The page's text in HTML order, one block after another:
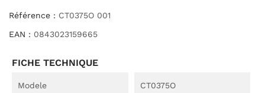
Référence : CT0375O 001
EAN : 0843023159665
FICHE TECHNIQUE
Modele CT0375O